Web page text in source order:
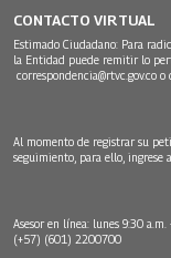
CONTACTO VIRTUAL
Estimado Ciudadano: Para
la Entidad puede remitir lo
correspondencia@rtvc.gov.co o
Al momento de registrar su
seguimiento, para ello, ingrese
Asesor en línea: lunes 9:30 a.m.
(+57) (601) 2200700